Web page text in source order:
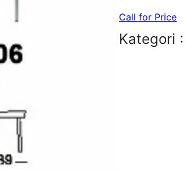
Call for Price
Kategori :